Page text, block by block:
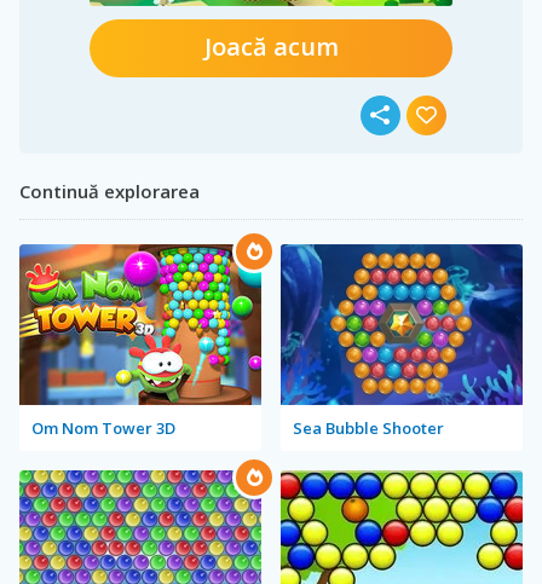
Joacă acum
Continuă explorarea
Om Nom Tower 3D Sea Bubble Shooter